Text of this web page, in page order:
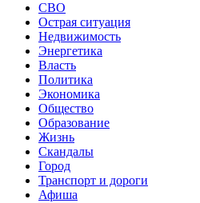
СВО
Острая ситуация
Недвижимость
Энергетика
Власть
Политика
Экономика
Общество
Образование
Жизнь
Скандалы
Город
Транспорт и дороги
Афиша